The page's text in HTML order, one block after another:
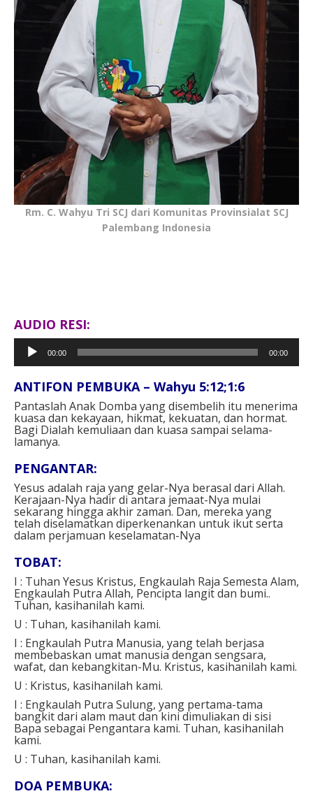
Rm. C. Wahyu Tri SCJ dari Komunitas Provinsialat SCJ
Palembang Indonesia
AUDIO RESI:
Pemutar
Audio
00:00 00:00
ANTIFON PEMBUKA – Wahyu 5:12;1:6
Pantaslah Anak Domba yang disembelih itu menerima
kuasa dan kekayaan, hikmat, kekuatan, dan hormat.
Bagi Dialah kemuliaan dan kuasa sampai selama-
lamanya.
PENGANTAR:
Yesus adalah raja yang gelar-Nya berasal dari Allah.
Kerajaan-Nya hadir di antara jemaat-Nya mulai
sekarang hingga akhir zaman. Dan, mereka yang
telah diselamatkan diperkenankan untuk ikut serta
dalam perjamuan keselamatan-Nya
TOBAT:
I : Tuhan Yesus Kristus, Engkaulah Raja Semesta Alam,
Engkaulah Putra Allah, Pencipta langit dan bumi..
Tuhan, kasihanilah kami.
U : Tuhan, kasihanilah kami.
I : Engkaulah Putra Manusia, yang telah berjasa
membebaskan umat manusia dengan sengsara,
wafat, dan kebangkitan-Mu. Kristus, kasihanilah kami.
U : Kristus, kasihanilah kami.
I : Engkaulah Putra Sulung, yang pertama-tama
bangkit dari alam maut dan kini dimuliakan di sisi
Bapa sebagai Pengantara kami. Tuhan, kasihanilah
kami.
U : Tuhan, kasihanilah kami.
DOA PEMBUKA: